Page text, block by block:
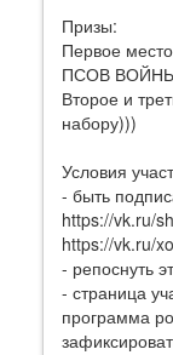
Призы:
Первое
ПСОВ ВОЙНЫ
Второе и
набору)))
Условия
- быть
https://vk.ru/
https://vk.ru/
- репоснуть
- страница
программа